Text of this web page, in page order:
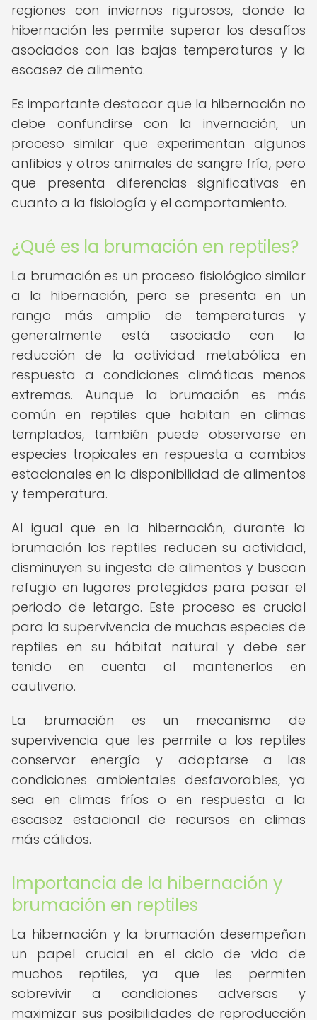
regiones con inviernos rigurosos, donde la
hibernación les permite superar los desafíos
asociados con las bajas temperaturas y la
escasez de alimento.
Es importante destacar que la hibernación no
debe confundirse con la invernación, un
proceso similar que experimentan algunos
anfibios y otros animales de sangre fría, pero
que presenta diferencias significativas en
cuanto a la fisiología y el comportamiento.
¿Qué es la brumación en reptiles?
La brumación es un proceso fisiológico similar
a la hibernación, pero se presenta en un
rango más amplio de temperaturas y
generalmente está asociado con la
reducción de la actividad metabólica en
respuesta a condiciones climáticas menos
extremas. Aunque la brumación es más
común en reptiles que habitan en climas
templados, también puede observarse en
especies tropicales en respuesta a cambios
estacionales en la disponibilidad de alimentos
y temperatura.
Al igual que en la hibernación, durante la
brumación los reptiles reducen su actividad,
disminuyen su ingesta de alimentos y buscan
refugio en lugares protegidos para pasar el
periodo de letargo. Este proceso es crucial
para la supervivencia de muchas especies de
reptiles en su hábitat natural y debe ser
tenido en cuenta al mantenerlos en
cautiverio.
La brumación es un mecanismo de
supervivencia que les permite a los reptiles
conservar energía y adaptarse a las
condiciones ambientales desfavorables, ya
sea en climas fríos o en respuesta a la
escasez estacional de recursos en climas
más cálidos.
Importancia de la hibernación y
brumación en reptiles
La hibernación y la brumación desempeñan
un papel crucial en el ciclo de vida de
muchos reptiles, ya que les permiten
sobrevivir a condiciones adversas y
maximizar sus posibilidades de reproducción